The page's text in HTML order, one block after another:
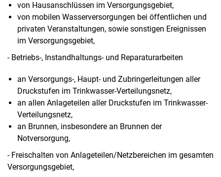
von Hausanschlüssen im Versorgungsgebiet,
von mobilen Wasserversorgungen bei öffentlichen und
privaten Veranstaltungen, sowie sonstigen Ereignissen
im Versorgungsgebiet,
- Betriebs-, Instandhaltungs- und Reparaturarbeiten
an Versorgungs-, Haupt- und Zubringerleitungen aller
Druckstufen im Trinkwasser-Verteilungsnetz,
an allen Anlageteilen aller Druckstufen im Trinkwasser-
Verteilungsnetz,
an Brunnen, insbesondere an Brunnen der
Notversorgung,
- Freischalten von Anlageteilen/Netzbereichen im gesamten
Versorgungsgebiet,